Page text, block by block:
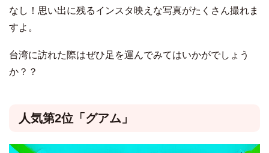
なし！思い出に残るインスタ映えな写真がたくさん撮れま
すよ。
台湾に訪れた際はぜひ足を運んでみてはいかがでしょう
か？？
人気第2位「グアム」